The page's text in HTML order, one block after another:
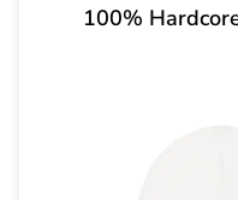
100%